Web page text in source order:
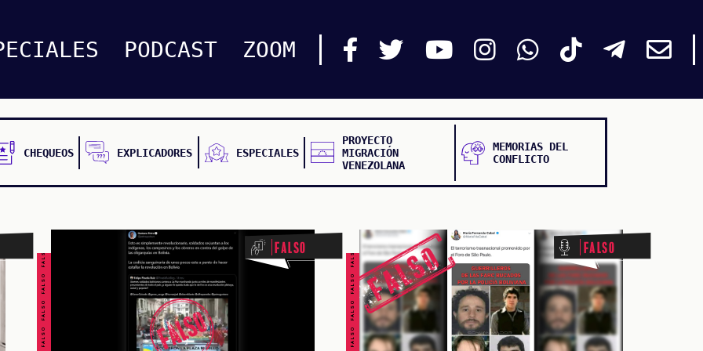
PODCAST ZOOM
CHEQUEOS EXPLICADORES ESPECIALES
PROYECTO
MIGRACIÓN
VENEZOLANA
MEMORIAS DEL
CONFLICTO
FALSO FALSO FALSO FALSO FALSO FALSO FALSO Falso FALSO FALSO FALSO FALSO FALSO FALSO FALSO Falso